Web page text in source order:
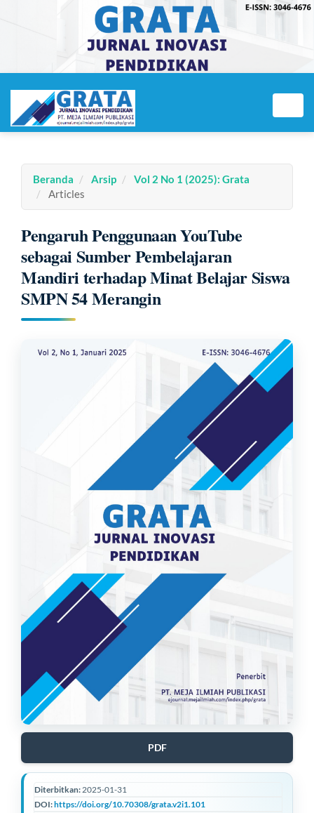
Utama
Isi
Utama
Beranda Arsip
Vol 2 No 1 (2025): Grata
Articles
Pengaruh Penggunaan YouTube
sebagai Sumber Pembelajaran
Mandiri terhadap Minat Belajar Siswa
SMPN 54 Merangin
Bilah
PDF
Diterbitkan:2025-01-31
DOI:https://doi.org/10.70308/grata.v2i1.101